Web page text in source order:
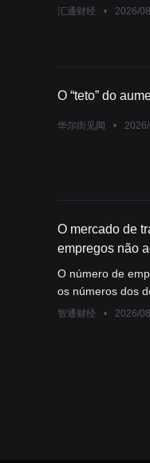
汇通财经 • 2026/
O “teto” do
华尔街见闻 •
O mercado de
empregos não
maio e junho
expectativas
O número de
os números dos
indicando que o
智通财经 • 2026/